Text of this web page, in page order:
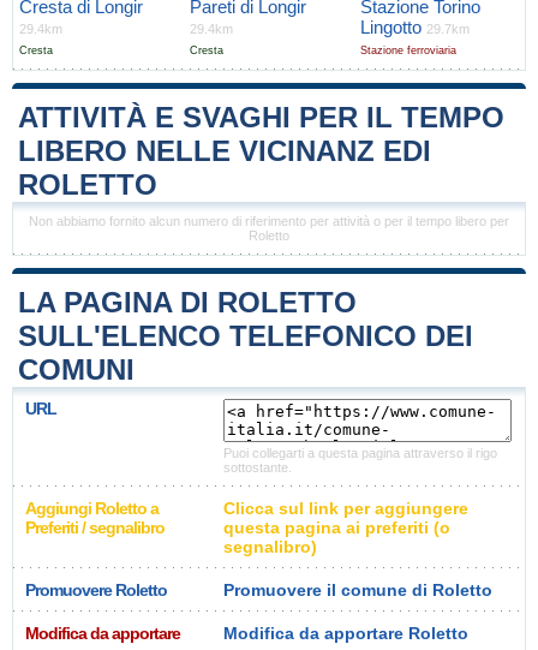
Cresta di Longir
29.4km
Cresta
Pareti di Longir
29.4km
Cresta
Stazione Torino
Lingotto 29.7km
Stazione ferroviaria
ATTIVITÀ E SVAGHI PER IL TEMPO
LIBERO NELLE VICINANZ EDI
ROLETTO
Non abbiamo fornito alcun numero di riferimento per attività o per il tempo libero per
Roletto
LA PAGINA DI ROLETTO
SULL'ELENCO TELEFONICO DEI
COMUNI
URL
Puoi collegarti a questa pagina attraverso il rigo
sottostante.
Aggiungi Roletto a
Preferiti / segnalibro
Clicca sul link per aggiungere
questa pagina ai preferiti (o
segnalibro)
Promuovere Roletto Promuovere il comune di Roletto
Modifica da apportare Modifica da apportare Roletto